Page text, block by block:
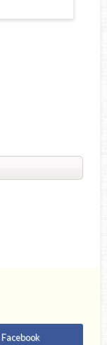
Facebook